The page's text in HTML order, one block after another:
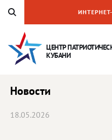
ЦЕНТР
КУБАНИ
Новости
18.05.2026